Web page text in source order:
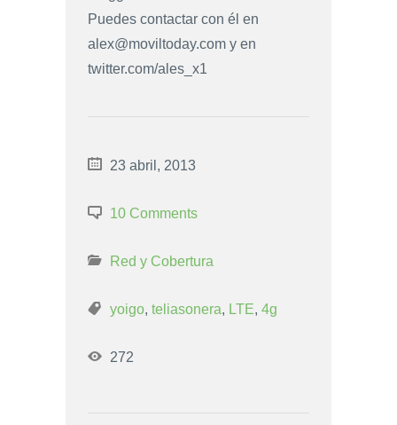
Puedes contactar con él en
alex@moviltoday.com y en
twitter.com/ales_x1
23 abril, 2013
10 Comments
Red y Cobertura
yoigo, teliasonera, LTE, 4g
272